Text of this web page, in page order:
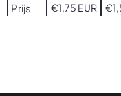
Prijs €1,75 EUR